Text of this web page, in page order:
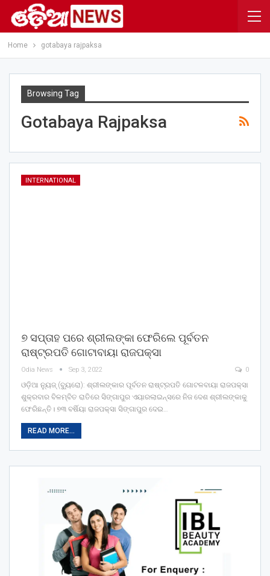
Home gotabaya rajpaksa
Browsing Tag
Gotabaya Rajpaksa
INTERNATIONAL
୭ ସପ୍ତାହ ପରେ ଶ୍ରୀଲଙ୍କା ଫେରିଲେ ପୂର୍ବତନ
ରାଷ୍ଟ୍ରପତି ଗୋଟାବାୟା ରାଜପକ୍ସା
Odia News Sep 3, 2022 0
ଓଡ଼ିଆ ନ୍ୟୁଜ୍ (ବ୍ୟୁରୋ): ଶ୍ରୀଲଙ୍କାର ପୂର୍ବତନ ରାଷ୍ଟ୍ରପତି ଗୋଟଳବାୟା ରାଜପକ୍ସା
ଶୁକ୍ରବାର ବିଳମ୍ବିତ ରାତିରେ ସିଙ୍ଗାପୁର ଏୟାରଲାଇନ୍ସରେ ନିଜ ଦେଶ ଶ୍ରୀଲଙ୍କାକୁ
ଫେରିଛନ୍ତି। ୭୩ ବର୍ଷିୟା ରାଜପକ୍ସା ସିଙ୍ଗାପୁର ଦେଇ…
READ MORE...